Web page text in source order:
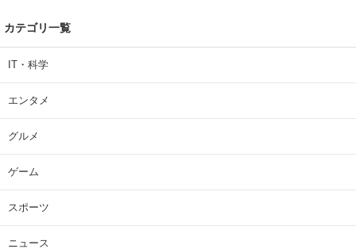
カテゴリ一覧
IT・科学
エンタメ
グルメ
ゲーム
スポーツ
ニュース